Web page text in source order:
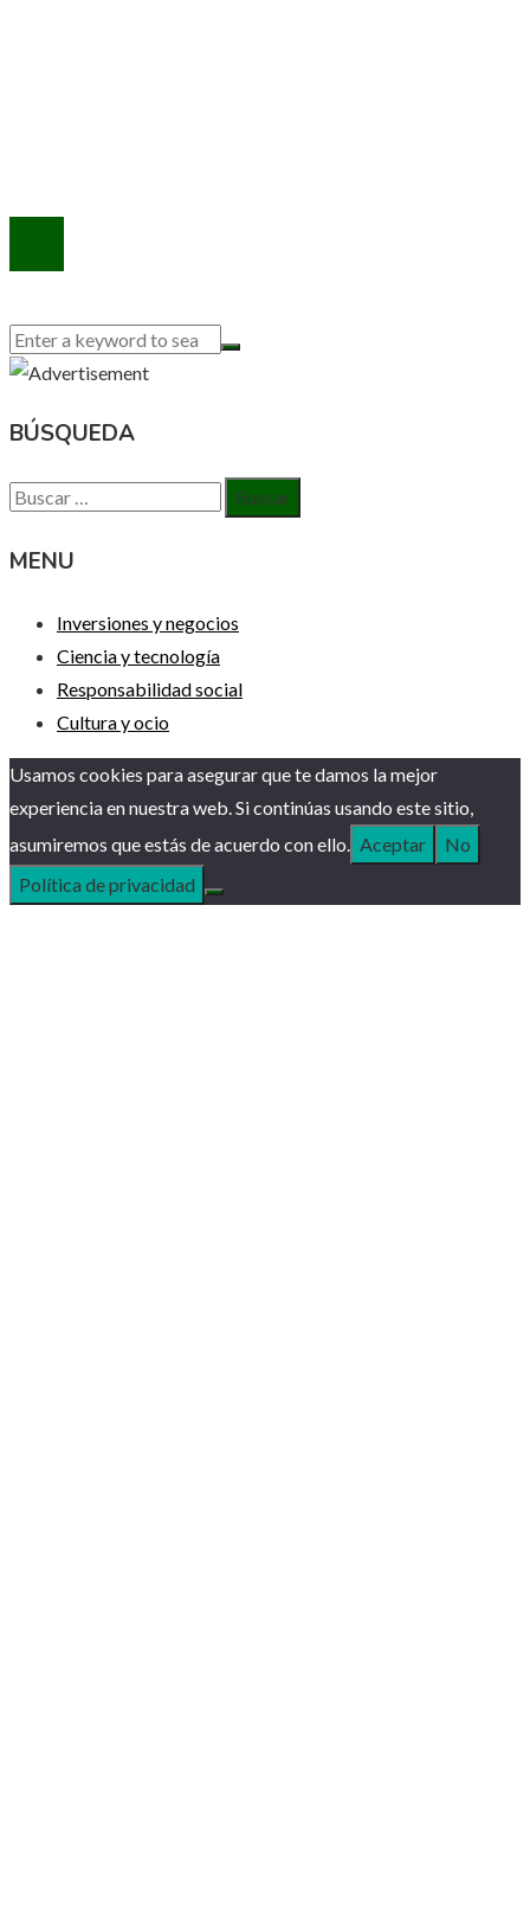
BÚSQUEDA
Buscar:
MENU
Inversiones y negocios
Ciencia y tecnología
Responsabilidad social
Cultura y ocio
Usamos cookies para asegurar que te damos la mejor
experiencia en nuestra web. Si continúas usando este sitio,
asumiremos que estás de acuerdo con ello.
Aceptar
No
Política de privacidad